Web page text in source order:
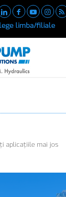
limba/filiale
aplicațiile mai jos